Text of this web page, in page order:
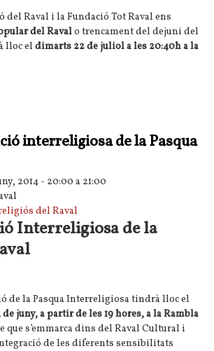
Raval i la Fundació Tot Raval ens
del Ravalo trencament del dejuni del
lloc el dimarts 22 de juliol a les 20:40h a la
interreligiosa de la Pasqua
2014 - 20:00 a 21:00
del Raval
Interreligiosa de la
de la Pasqua Interreligiosa tindrà lloc el
de juny, a partir de les 19 hores, a la Rambla
que s’emmarca dins del Raval Cultural i
de les diferents sensibilitats